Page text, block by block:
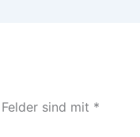
sind mit *